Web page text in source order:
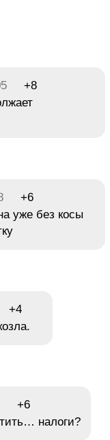
+8
+6
уже без косы
+4
+6
налоги?